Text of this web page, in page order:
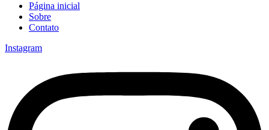
Página inicial
Sobre
Contato
Instagram